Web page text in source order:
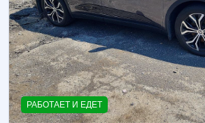
РАБОТАЕТ И ЕДЕТ